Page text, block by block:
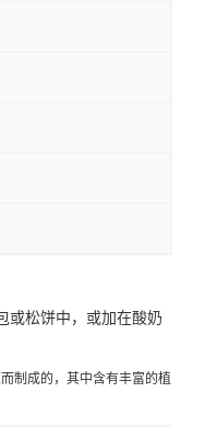
或松饼中，或加在酸奶
制成的，其中含有丰富的植